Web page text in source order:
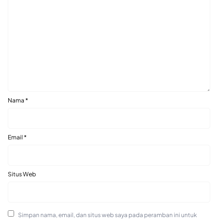
Nama *
Email *
Situs Web
Simpan nama, email, dan situs web saya pada peramban ini untuk